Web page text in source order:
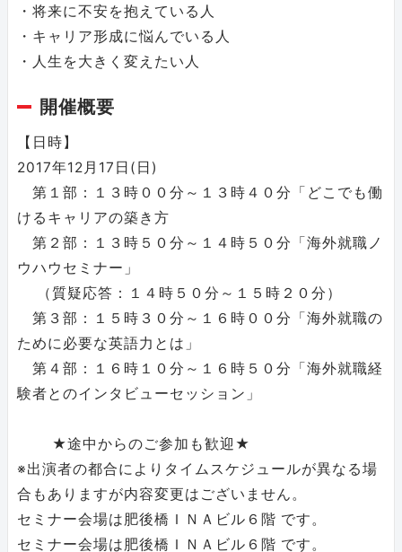
・将来に不安を抱えている人
・キャリア形成に悩んでいる人
・人生を大きく変えたい人
開催概要
【日時】
2017年12月17日(日)
第１部：１３時００分～１３時４０分「どこでも働
けるキャリアの築き方
第２部：１３時５０分～１４時５０分「海外就職ノ
ウハウセミナー」
（質疑応答：１４時５０分～１５時２０分）
第３部：１５時３０分～１６時００分「海外就職の
ために必要な英語力とは」
第４部：１６時１０分～１６時５０分「海外就職経
験者とのインタビューセッション」
★途中からのご参加も歓迎★
※出演者の都合によりタイムスケジュールが異なる場
合もありますが内容変更はございません。
セミナー会場は肥後橋ＩＮＡビル６階 です。
セミナー会場は肥後橋ＩＮＡビル６階 です。